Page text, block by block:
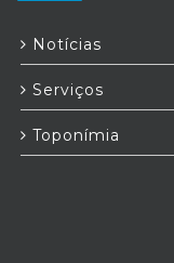
Notícias
Serviços
Toponímia